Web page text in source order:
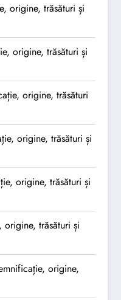
origine, trăsături și
origine, trăsături și
origine, trăsături
origine, trăsături și
origine, trăsături și
origine, trăsături și
origine,